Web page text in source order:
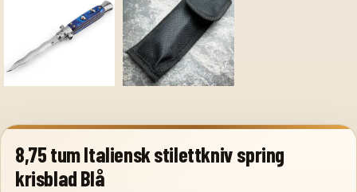
8,75 tum Italiensk stilettkniv spring
krisblad Blå